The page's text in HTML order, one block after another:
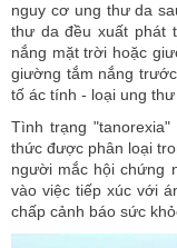
nguy cơ ung thư da
thư da đều xuất phát
nắng mặt trời hoặc
giường tắm nắng
tố ác tính - loại ung
Tình trạng
thức được phân loại
người mắc hội chứng
vào việc tiếp xúc với
chấp cảnh báo sức